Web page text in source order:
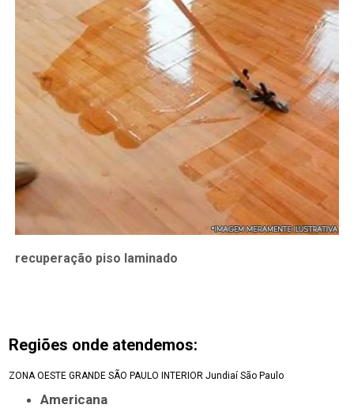
recuperação piso laminado
Regiões onde atendemos:
ZONA OESTE GRANDE SÃO PAULO INTERIOR Jundiaí São Paulo
Americana